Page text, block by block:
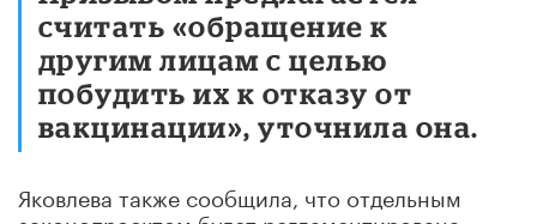
считать «обращение к
другим лицам с целью
побудить их к отказу от
вакцинации», уточнила она.
Яковлева также сообщила, что отдельным